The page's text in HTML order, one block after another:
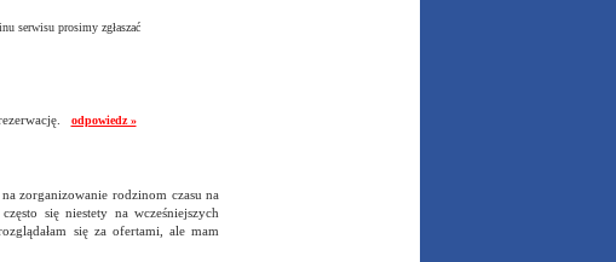
serwisu prosimy zgłaszać
odpowiedz »
zorganizowanie rodzinom czasu na
się niestety na wcześniejszych
się za ofertami, ale mam